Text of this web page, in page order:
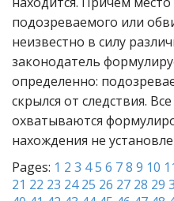
подозреваемого или
неизвестно в силу
законодатель
определенно:
скрылся от следствия.
охватываются
нахождения не
Pages: 1 2 3 45 6 78 9 10
21 22 23 24 25 26 27 28 29